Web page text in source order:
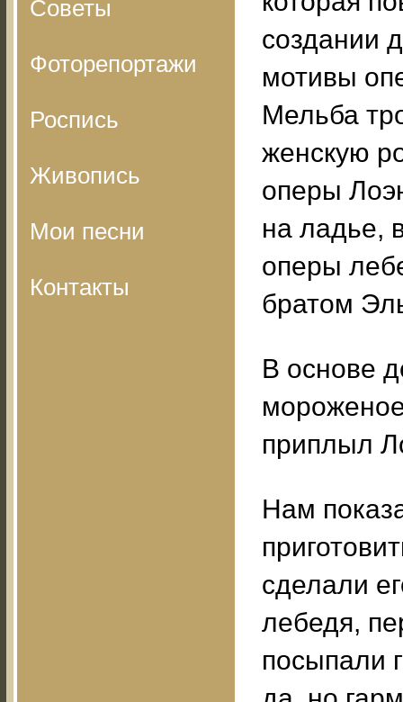
Советы
Фоторепортажи
Роспись
Живопись
Мои песни
Контакты
создании
мотивы
Мельба
женскую
оперы
на ладье,
оперы
братом
В основе
приплыл
Нам
сделали
лебедя,
посыпали